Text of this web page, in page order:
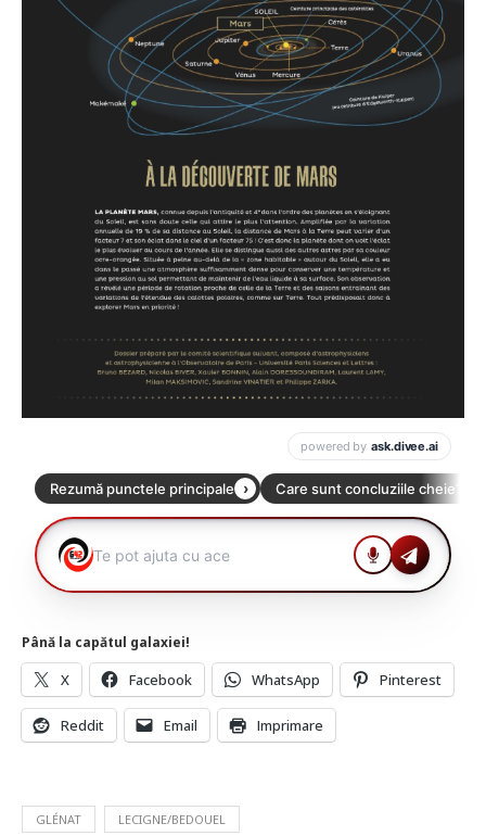
Până la capătul galaxiei!
X Facebook WhatsApp Pinterest
Reddit Email Imprimare
GLÉNAT LECIGNE/BEDOUEL